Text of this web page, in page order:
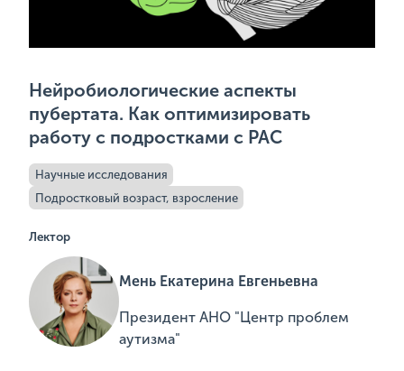
Нейробиологические аспекты
пубертата. Как оптимизировать
работу с подростками с РАС
Научные исследования
Подростковый возраст, взросление
Лектор
Мень Екатерина Евгеньевна
Президент АНО "Центр проблем
аутизма"